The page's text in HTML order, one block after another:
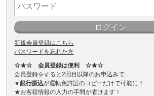
新規会員登録はこちら
パスワードを忘れた方
☆★☆ 会員登録は便利 ☆★☆
会員登録をすると2回目以降のお申込みで…
★銀行振込が運転免許証のコピーだけで可能に！
★お客様情報の入力の手間が省けます！